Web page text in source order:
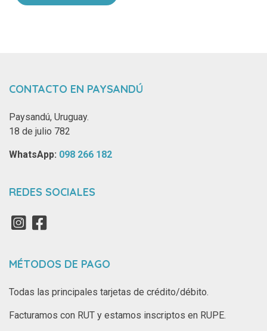
CONTACTO EN PAYSANDÚ
Paysandú, Uruguay.
18 de julio 782
WhatsApp: ‪ 098 266 182‬
REDES SOCIALES
MÉTODOS DE PAGO
Todas las principales tarjetas de crédito/débito.
Facturamos con RUT y estamos inscriptos en RUPE.